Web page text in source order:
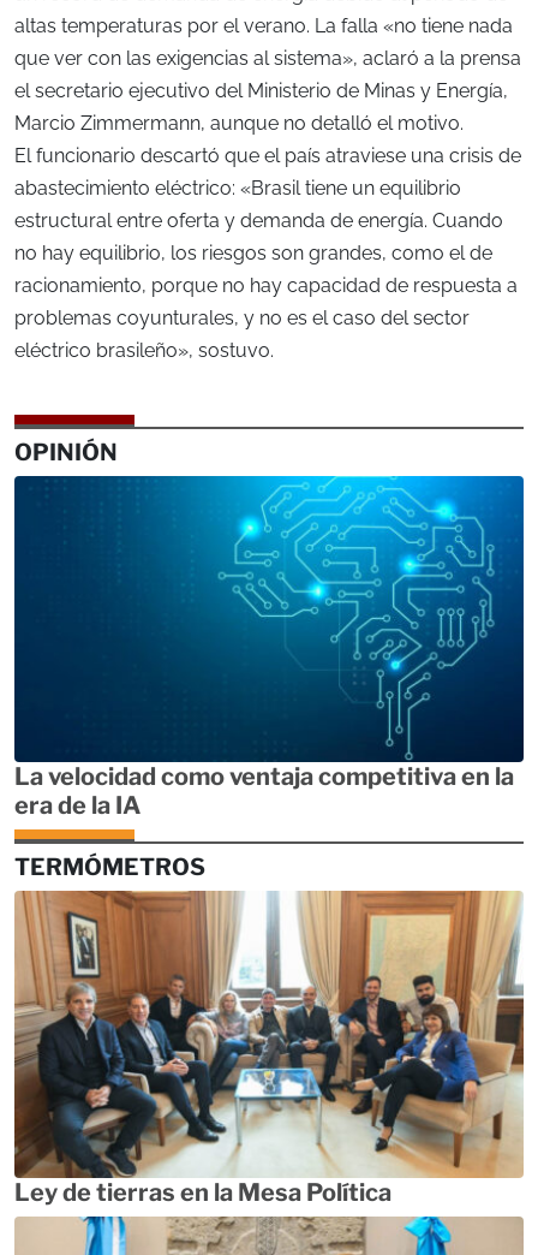
altas temperaturas por el verano. La falla «no tiene nada
que ver con las exigencias al sistema», aclaró a la prensa
el secretario ejecutivo del Ministerio de Minas y Energía,
Marcio Zimmermann, aunque no detalló el motivo.
El funcionario descartó que el país atraviese una crisis de
abastecimiento eléctrico: «Brasil tiene un equilibrio
estructural entre oferta y demanda de energía. Cuando
no hay equilibrio, los riesgos son grandes, como el de
racionamiento, porque no hay capacidad de respuesta a
problemas coyunturales, y no es el caso del sector
eléctrico brasileño», sostuvo.
OPINIÓN
La velocidad como ventaja competitiva en la
era de la IA
TERMÓMETROS
Ley de tierras en la Mesa Política